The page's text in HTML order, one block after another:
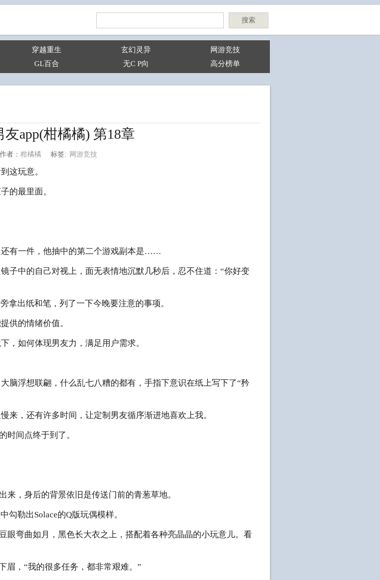
搜索
穿越重生 玄幻灵异
网游竞技
GL百合 无C P向 高分榜单
友app(柑橘橘) 第18章
作者： 柑橘橘 标签: 网游竞技
这玩意。
的最里面。
有一件，他抽中的第二个游戏副本是……
子中的自己对视上，面无表情地沉默几秒后，忍不住道：“你好变
拿出纸和笔，列了一下今晚要注意的事项。
供的情绪价值。
，如何体现男友力，满足用户需求。
脑浮想联翩，什么乱七八糟的都有，手指下意识在纸上写下了“矜
，还有许多时间，让定制男友循序渐进地喜欢上我。
时间点终于到了。
来，身后的背景依旧是传送门前的青葱草地。
勾勒出Solace的Q版玩偶模样。
眼弯曲如月，黑色长大衣之上，搭配着各种亮晶晶的小玩意儿。看
眉，“我的很多任务，都非常艰难。”